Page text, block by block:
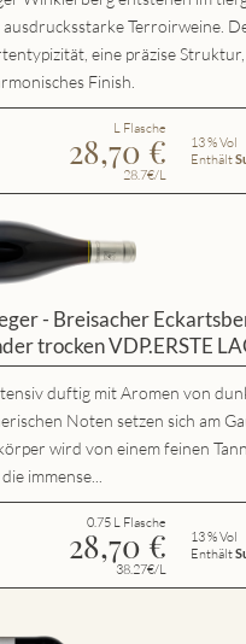
ausdrucksstarke Terroirweine.
eine präzise
Finish.
L Flasche
28,70 €
28.7€/L
13 % Vol
Enthält
- Breisacher
trocken VDP.ERSTE
duftig mit Aromen von
Noten setzen sich am
wird von einem feinen
immense...
0.75 L Flasche
28,70 €
38.27€/L
13 % Vol
Enthält